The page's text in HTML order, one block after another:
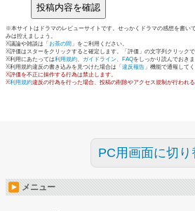
※本サイトはドラマのレビューサイトです。せっかくドラマの感想を書い
みは控えましょう。
※議論や雑談は「 お茶の間 」をご利用ください。
※評価はスターをクリックすると確定します。「評価」の文字列クリックで
※利用にあたっては利用規約、 ガイドライン、 FAQをしっかり読んでおきま
※利用規約違反の書き込みを見つけた場合は「 違反報告 」機能で通報してく
※評価を不正に操作する行為は禁止します。
※利用規約違反の行為を行った場合、投稿の削除やアクセス規制が行われる
PC用画面に切り
メニュー